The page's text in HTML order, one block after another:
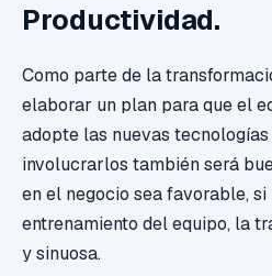
Productividad.
Como parte de la
elaborar un plan para que el
adopte las nuevas
involucrarlos también será
en el negocio sea favorable,
entrenamiento del equipo, la
y sinuosa.